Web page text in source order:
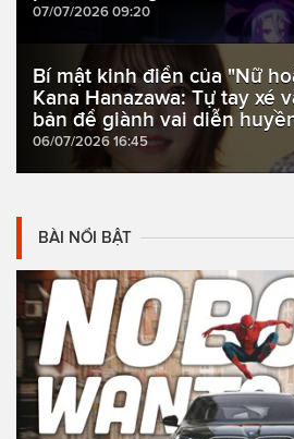
07/07/2026 09:20
Bí mật kinh điển của "Nữ
Kana Hanazawa: Tự tay xé
bản để giành vai diễn
06/07/2026 16:45
BÀI NỔI BẬT